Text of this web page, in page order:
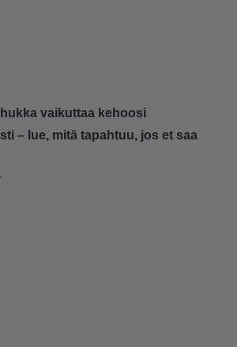
vaikuttaa kehoosi
– lue, mitä tapahtuu, jos et saa